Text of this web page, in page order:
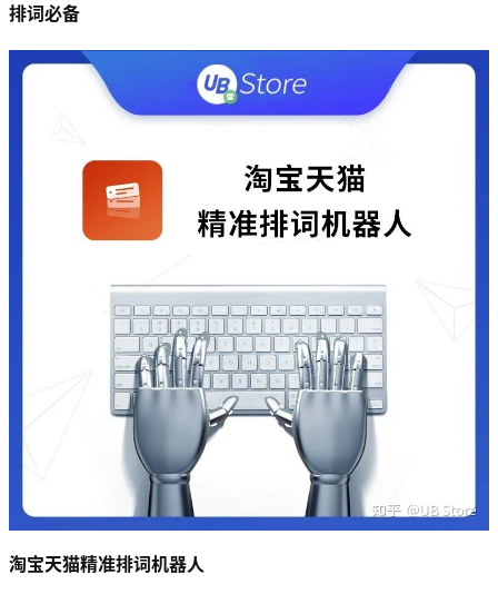
排词必备
淘宝天猫精准排词机器人